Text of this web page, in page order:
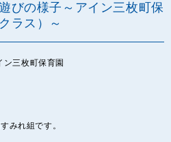
びの様子～アイン三枚町保
ラス）～
ン三枚町保育園
みれ組です。